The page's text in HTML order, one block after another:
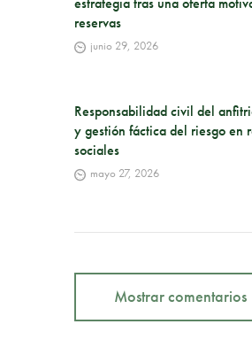
reservas
junio 29, 2026
Responsabilidad civil del
y gestión fáctica del riesgo en
sociales
mayo 27, 2026
Mostrar comentarios